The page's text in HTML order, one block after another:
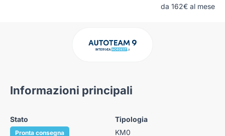
da 162€ al mese
Informazioni principali
Stato
Pronta consegna
Tipologia
KM0